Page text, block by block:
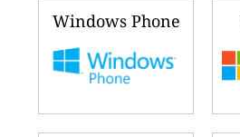
Windows Phone